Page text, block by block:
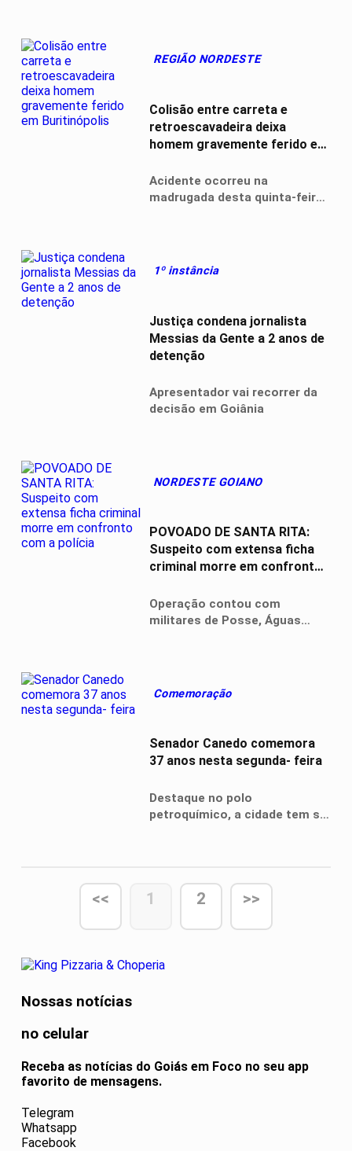
REGIÃO NORDESTE
Colisão entre carreta e
retroescavadeira deixa
homem gravemente ferido em
Acidente ocorreu na
madrugada desta quinta-feira
1º instância
Justiça condena jornalista
Messias da Gente a 2 anos de
detenção
Apresentador vai recorrer da
decisão em Goiânia
NORDESTE GOIANO
POVOADO DE SANTA RITA:
Suspeito com extensa ficha
criminal morre em confronto
Operação contou com
militares de Posse, Águas
Comemoração
Senador Canedo comemora
37 anos nesta segunda- feira
Destaque no polo
petroquímico, a cidade tem se
<< 1 2 >>
Nossas notícias
no celular
Receba as notícias do Goiás em Foco no seu app
favorito de mensagens.
Telegram
Whatsapp
Facebook